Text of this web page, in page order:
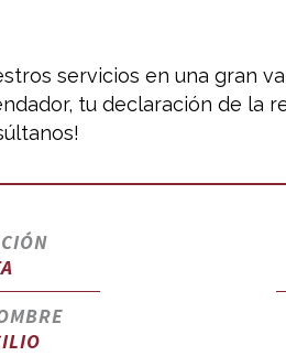
servicios en una gran
tu declaración de la